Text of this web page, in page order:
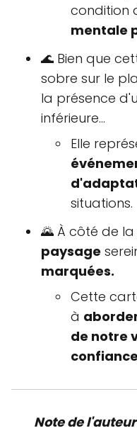
condition
mentale
🌊 Bien que
sobre sur le
la présence
inférieure...
Elle
situations.
🌄 À côté de
paysage
marquées.
Cette
à
de notre
confiance
Note de